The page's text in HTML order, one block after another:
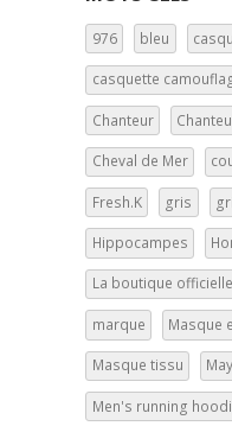
976 bleu
casquette
Chanteur
Cheval de Mer
Fresh.K gris
Hippocampes
La boutique officielle
marque Masque
Masque tissu
Men's running